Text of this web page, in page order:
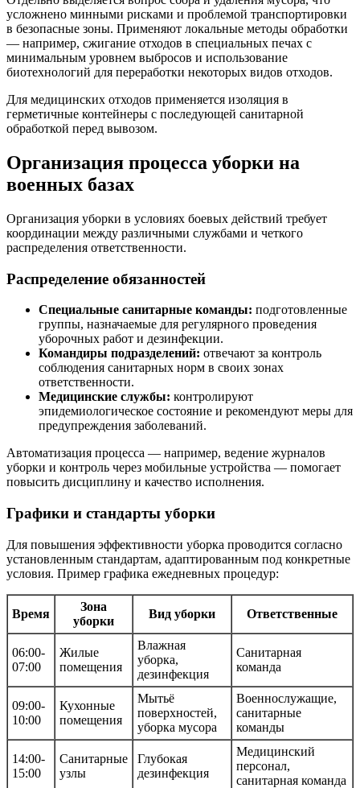
усложнено минными рисками и проблемой транспортировки
в безопасные зоны. Применяют локальные методы обработки
— например, сжигание отходов в специальных печах с
минимальным уровнем выбросов и использование
биотехнологий для переработки некоторых видов отходов.
Для медицинских отходов применяется изоляция в
герметичные контейнеры с последующей санитарной
обработкой перед вывозом.
Организация процесса уборки на
военных базах
Организация уборки в условиях боевых действий требует
координации между различными службами и четкого
распределения ответственности.
Распределение обязанностей
Специальные санитарные команды: подготовленные
группы, назначаемые для регулярного проведения
уборочных работ и дезинфекции.
Командиры подразделений: отвечают за контроль
соблюдения санитарных норм в своих зонах
ответственности.
Медицинские службы: контролируют
эпидемиологическое состояние и рекомендуют меры для
предупреждения заболеваний.
Автоматизация процесса — например, ведение журналов
уборки и контроль через мобильные устройства — помогает
повысить дисциплину и качество исполнения.
Графики и стандарты уборки
Для повышения эффективности уборка проводится согласно
установленным стандартам, адаптированным под конкретные
условия. Пример графика ежедневных процедур:
Время
Зона
уборки
Вид уборки Ответственные
06:00-
07:00
Жилые
помещения
Влажная
уборка,
дезинфекция
Санитарная
команда
09:00-
10:00
Кухонные
помещения
Мытьё
поверхностей,
уборка мусора
Военнослужащие,
санитарные
команды
14:00-
15:00
Санитарные
узлы
Глубокая
дезинфекция
Медицинский
персонал,
санитарная команда